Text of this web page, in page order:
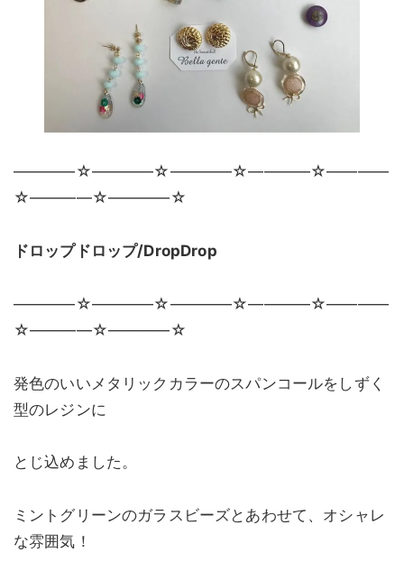
————☆————☆————☆————☆————
☆————☆————☆
ドロップドロップ/DropDrop
————☆————☆————☆————☆————
☆————☆————☆
発色のいいメタリックカラーのスパンコールをしずく
型のレジンに
とじ込めました。
ミントグリーンのガラスビーズとあわせて、オシャレ
な雰囲気！